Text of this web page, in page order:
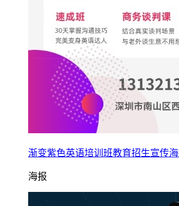
渐变紫色英语培训班教育招生宣传
海报